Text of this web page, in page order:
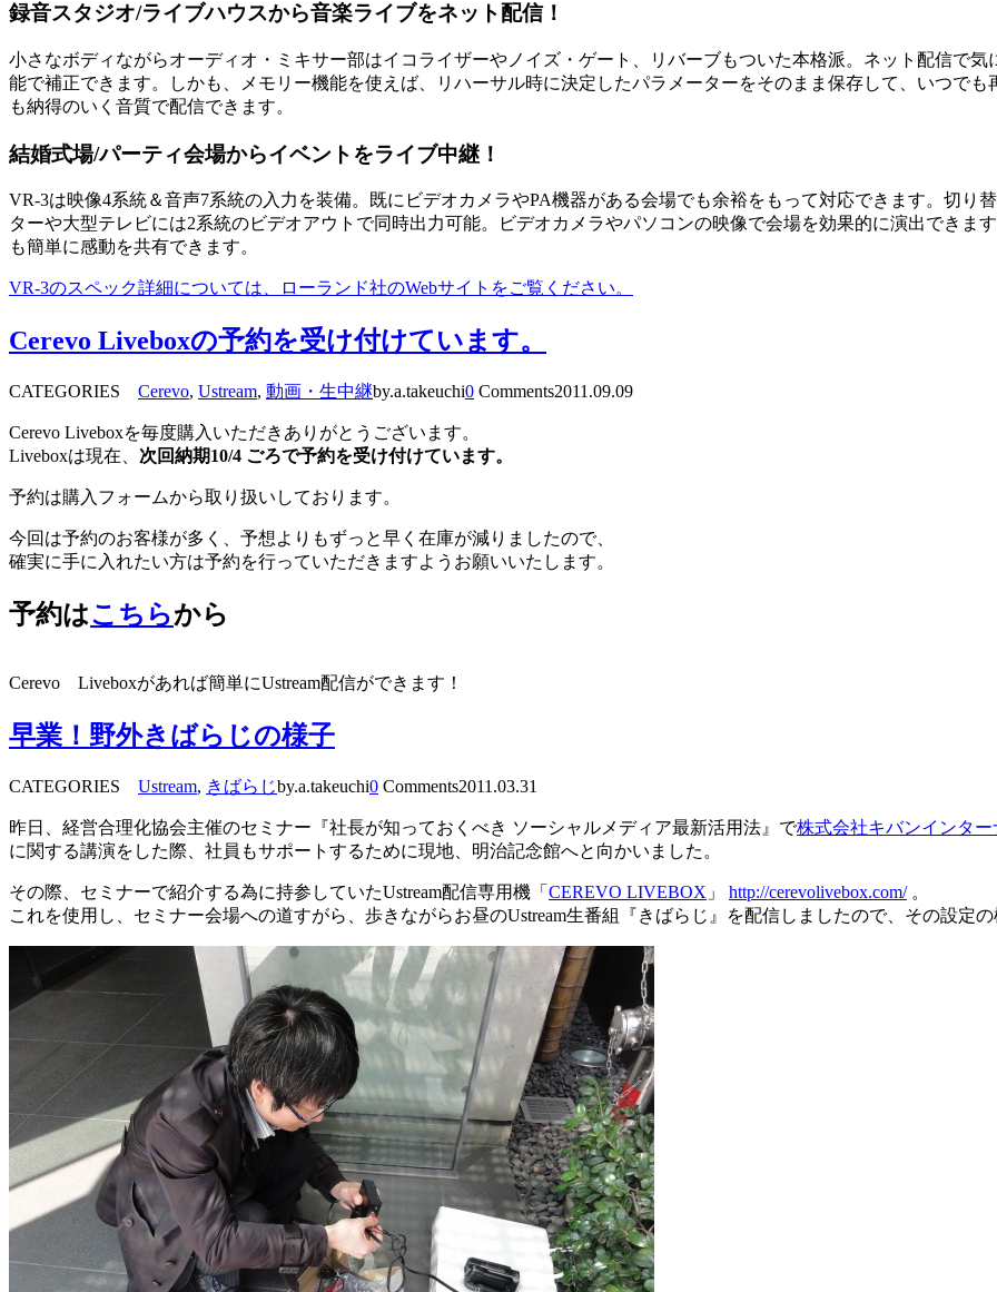
録音スタジオ/ライブハウスから音楽ライブをネット配信！
小さなボディながらオーディオ・ミキサー部はイコライザーやノイズ・ゲート、リバーブもついた本格派。ネット配信で
能で補正できます。しかも、メモリー機能を使えば、リハーサル時に決定したパラメーターをそのまま保存して、いつで
も納得のいく音質で配信できます。
結婚式場/パーティ会場からイベントをライブ中継！
VR-3は映像4系統＆音声7系統の入力を装備。既にビデオカメラやPA機器がある会場でも余裕をもって対応できます。切り
ターや大型テレビには2系統のビデオアウトで同時出力可能。ビデオカメラやパソコンの映像で会場を効果的に演出できま
も簡単に感動を共有できます。
VR-3のスペック詳細については、ローランド社のWebサイトをご覧ください。
Cerevo Liveboxの予約を受け付けています。
CATEGORIES Cerevo, Ustream, 動画・生中継by.a.takeuchi0 Comments2011.09.09
Cerevo Liveboxを毎度購入いただきありがとうございます。
Liveboxは現在、 次回納期10/4 ごろで予約を受け付けています。
予約は購入フォームから取り扱いしております。
今回は予約のお客様が多く、予想よりもずっと早く在庫が減りましたので、
確実に手に入れたい方は予約を行っていただきますようお願いいたします。
予約はこちらから
Cerevo Liveboxがあれば簡単にUstream配信ができます！
早業！野外きばらじの様子
CATEGORIES Ustream, きばらじby.a.takeuchi0 Comments2011.03.31
昨日、経営合理化協会主催のセミナー『社長が知っておくべき ソーシャルメディア最新活用法』で株式会社キバンインタ
に関する講演をした際、社員もサポートするために現地、明治記念館へと向かいました。
その際、セミナーで紹介する為に持参していたUstream配信専用機「 CEREVO LIVEBOX 」 http://cerevolivebox.com/。
これを使用し、セミナー会場への道すがら、歩きながらお昼のUstream生番組『きばらじ』を配信しましたので、その設定